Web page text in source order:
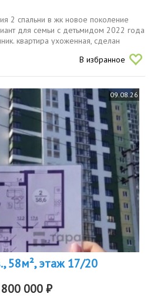
2 спальни в жк новое поколение
для семьи с детьмидом 2022 года
квартира ухоженная, сделан
17 квадратов.
В избранное
09.08.26
58м², этаж 17/20
000 ₽